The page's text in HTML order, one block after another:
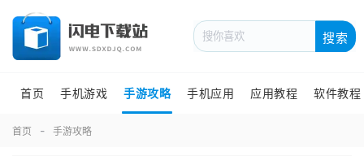
搜索
首页 手机游戏 手游攻略 手机应用 应用教程 软件教程
首页 手游攻略